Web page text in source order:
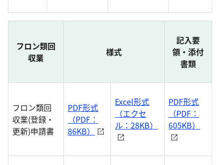
フロン類回
収業
様式
記入要
領・添付
書類
フロン類回
収業(登録・
更新)申請書
PDF形式
（PDF：
86KB）
Excel形式
（エクセ
ル：28KB）
PDF形式
（PDF：
605KB）